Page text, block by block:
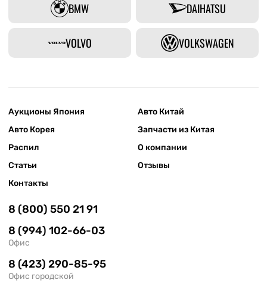
BMW DAIHATSU
VOLVO VOLKSWAGEN
Аукционы Япония
Авто Китай
Авто Корея
Запчасти из Китая
Распил
О компании
Статьи
Отзывы
Контакты
8 (800) 550 21 91
8 (994) 102-66-03
Офис
8 (423) 290-85-95
Офис городской